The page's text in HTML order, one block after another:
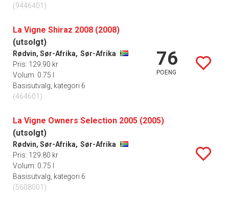
(9446401)
La Vigne Shiraz 2008 (2008)
(utsolgt)
Rødvin, Sør-Afrika, Sør-Afrika
Pris: 129.90 kr
Volum: 0.75 l
Basisutvalg, kategori 6
(464601)
76
POENG
La Vigne Owners Selection 2005 (2005)
(utsolgt)
Rødvin, Sør-Afrika, Sør-Afrika
Pris: 129.80 kr
Volum: 0.75 l
Basisutvalg, kategori 6
(5608001)